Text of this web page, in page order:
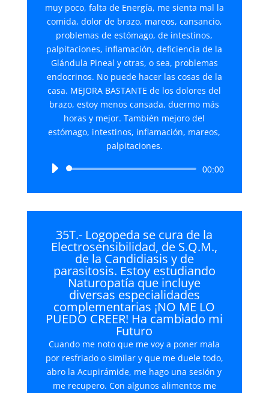
muy poco, falta de Energía, me sienta mal la
comida, dolor de brazo, mareos, cansancio,
problemas de estómago, de intestinos,
palpitaciones, inflamación, deficiencia de la
Glándula Pineal y otras, o sea, problemas
endocrinos. No puede hacer las cosas de la
casa. MEJORA BASTANTE de los dolores del
brazo, estoy menos cansada, duermo más
horas y mejor. También mejoro del
estómago, intestinos, inflamación, mareos,
palpitaciones.
Reproductor
audio
00:00
35T.- Logopeda se cura de la
Electrosensibilidad, de S.Q.M.,
de la Candidiasis y de
parasitosis. Estoy estudiando
Naturopatía que incluye
diversas especialidades
complementarias ¡NO ME LO
PUEDO CREER! Ha cambiado mi
Futuro
Cuando me noto que me voy a poner mala
por resfriado o similar y que me duele todo,
abro la Acupirámide, me hago una sesión y
me recupero. Con algunos alimentos me